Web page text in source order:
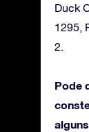
Duck
1295,
2.
Pode